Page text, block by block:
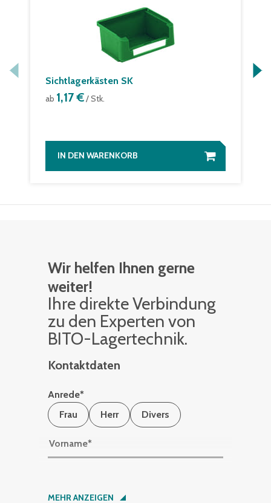
Sichtlagerkästen SK
ab 1,17 €/ Stk.
IN DEN WARENKORB
Wir helfen Ihnen gerne
weiter!
Ihre di­rek­te Ver­bin­dung
zu den Ex­per­ten von
BITO-La­ger­tech­nik.
Kontaktdaten
Anrede*
Frau
Herr Divers
Vorname*
Nachname*
MEHR ANZEIGEN